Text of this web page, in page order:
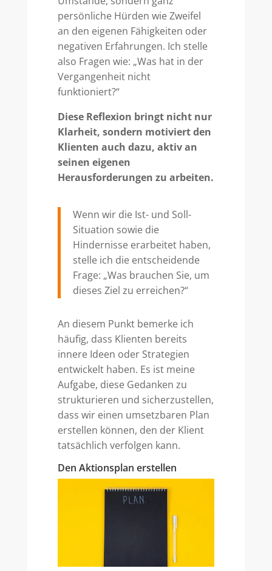
persönliche Hürden wie Zweifel
an den eigenen Fähigkeiten oder
negativen Erfahrungen. Ich stelle
also Fragen wie: „Was hat in der
Vergangenheit nicht
funktioniert?“
Diese Reflexion bringt nicht nur
Klarheit, sondern motiviert den
Klienten auch dazu, aktiv an
seinen eigenen
Herausforderungen zu arbeiten.
Wenn wir die Ist- und Soll-
Situation sowie die
Hindernisse erarbeitet haben,
stelle ich die entscheidende
Frage: „Was brauchen Sie, um
dieses Ziel zu erreichen?“
An diesem Punkt bemerke ich
häufig, dass Klienten bereits
innere Ideen oder Strategien
entwickelt haben. Es ist meine
Aufgabe, diese Gedanken zu
strukturieren und sicherzustellen,
dass wir einen umsetzbaren Plan
erstellen können, den der Klient
tatsächlich verfolgen kann.
Den Aktionsplan erstellen